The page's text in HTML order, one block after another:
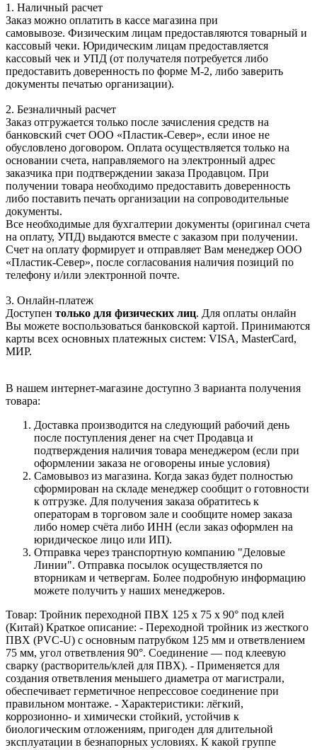
1. Наличный расчет
Заказ можно оплатить в кассе магазина при
самовывозе. Физическим лицам предоставляются товарный и
кассовый чеки. Юридическим лицам предоставляется
кассовый чек и УПД (от получателя потребуется либо
предоставить доверенность по форме М-2, либо заверить
документы печатью организации).
2. Безналичный расчет
Заказ отгружается только после зачисления средств на
банковский счет ООО «Пластик-Север», если иное не
обусловлено договором. Оплата осуществляется только на
основании счета, направляемого на электронный адрес
заказчика при подтверждении заказа Продавцом. При
получении товара необходимо предоставить доверенность
либо поставить печать организации на сопроводительные
документы.
Все необходимые для бухгалтерии документы (оригинал счета
на оплату, УПД) выдаются вместе с заказом при получении.
Счет на оплату формирует и отправляет Вам менеджер ООО
«Пластик-Север», после согласования наличия позиций по
телефону и/или электронной почте.
3. Онлайн-платеж
Доступен только для физических лиц. Для оплаты онлайн
Вы можете воспользоваться банковской картой. Принимаются
карты всех основных платежных систем: VISA, MasterCard,
МИР.
В нашем интернет-магазине доступно 3 варианта получения
товара:
Доставка производится на следующий рабочий день
после поступления денег на счет Продавца и
подтверждения наличия товара менеджером (если при
оформлении заказа не оговорены иные условия)
Самовывоз из магазина. Когда заказ будет полностью
сформирован на складе менеджер сообщит о готовности
к отгрузке. Для получения заказа обратитесь к
операторам в торговом зале и сообщите номер заказа
либо номер счёта либо ИНН (если заказ оформлен на
юридическое лицо или ИП).
Отправка через транспортную компанию "Деловые
Линии". Отправка посылок осуществляется по
вторникам и четвергам. Более подробную информацию
можете получить у наших менеджеров.
Товар: Тройник переходной ПВХ 125 x 75 x 90° под клей
(Китай) Краткое описание: - Переходной тройник из жесткого
ПВХ (PVC‑U) с основным патрубком 125 мм и ответвлением
75 мм, угол ответвления 90°. Соединение — под клеевую
сварку (растворитель/клей для ПВХ). - Применяется для
создания ответвления меньшего диаметра от магистрали,
обеспечивает герметичное непрессовое соединение при
правильном монтаже. - Характеристики: лёгкий,
коррозионно- и химически стойкий, устойчив к
биологическим отложениям, пригоден для длительной
эксплуатации в безнапорных условиях. К какой группе